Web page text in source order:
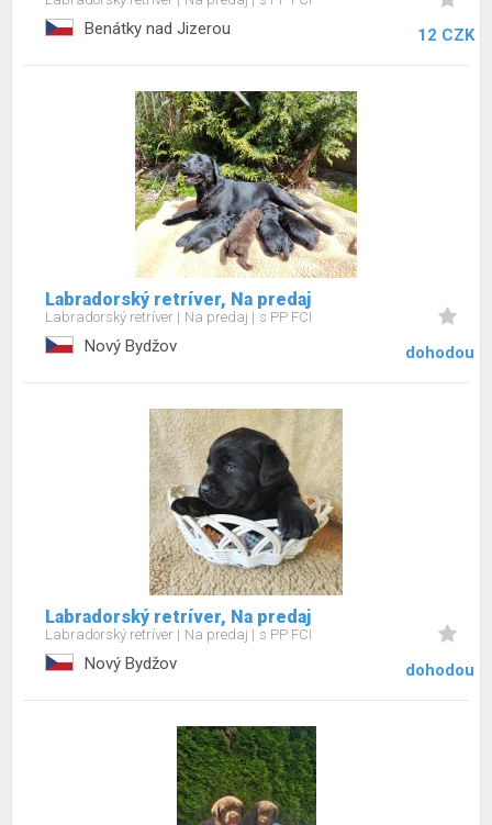
Benátky nad Jizerou 12 CZK
Labradorský retríver, Na predaj
Labradorský retríver Na predaj s PP FCI
Nový Bydžov dohodou
Labradorský retríver, Na predaj
Labradorský retríver Na predaj s PP FCI
Nový Bydžov dohodou